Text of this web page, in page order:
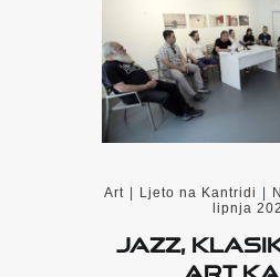
Art Ljeto na Kantridi
lipnja
Jazz,
Art